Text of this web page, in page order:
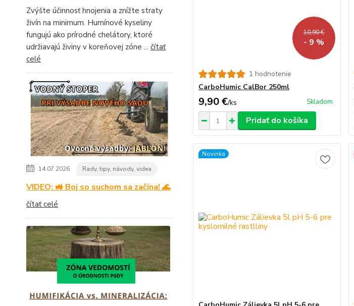
Zvýšte účinnosť hnojenia a znížte straty
živín na minimum. Humínové kyseliny
fungujú ako prírodné chelátory, ktoré
udržiavajú živiny v koreňovej zóne ... čítať
celé
14.07.2026 Rady, tipy, návody, videa
VIDEO: 🚜 Boj so suchom sa začína! 🌊
čítať celé
10,90 €
- 9 %
1 hodnotenie
CarboHumic CalBor 250ml
9,90 €/ks Skladom
Pridať do košíka
Novinka